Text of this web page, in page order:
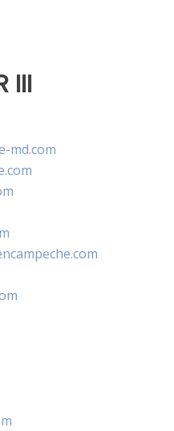
III
md.com